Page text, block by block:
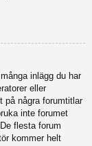
inlägg du har
eller
på några forumtitlar
inte forumet
flesta forum
kommer helt